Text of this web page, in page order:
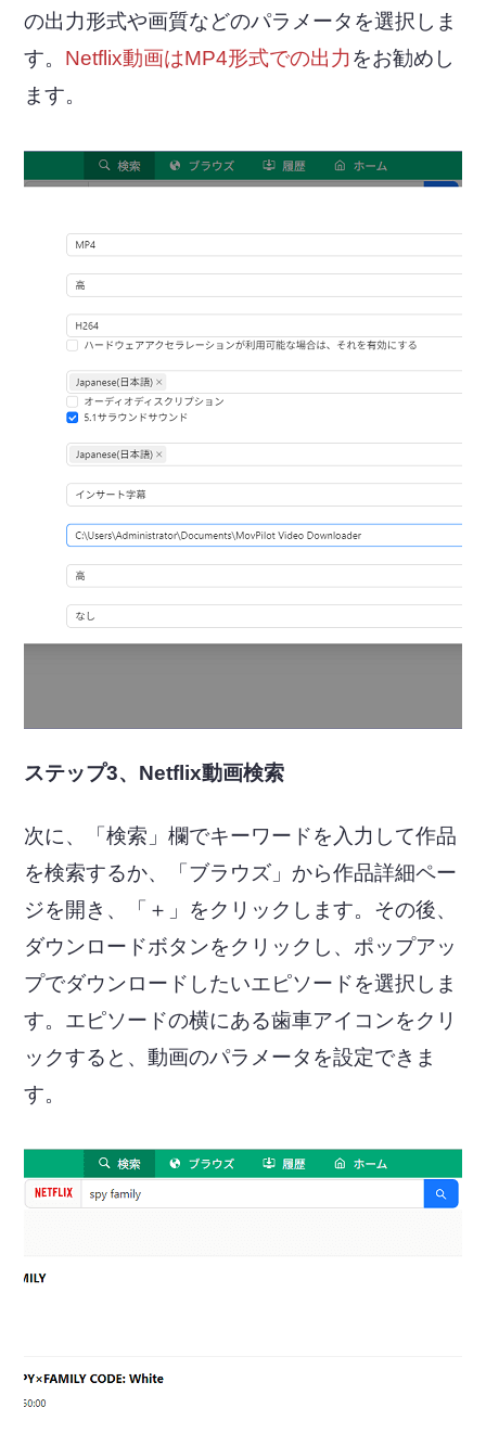
の出力形式や画質などのパラメータを選択しま
す。 Netflix動画はMP4形式での出力 をお勧めし
ます。
ステップ3、Netflix動画検索
次に、「検索」欄でキーワードを入力して作品
を検索するか、「ブラウズ」から作品詳細ペー
ジを開き、「＋」をクリックします。その後、
ダウンロードボタンをクリックし、ポップアッ
プでダウンロードしたいエピソードを選択しま
す。エピソードの横にある歯車アイコンをクリ
ックすると、動画のパラメータを設定できま
す。